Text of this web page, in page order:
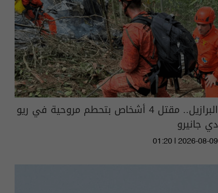
البرازيل.. مقتل 4 أشخاص بتحطم مروحية في ريو
دي جانيرو
01:20 | 2026-08-09